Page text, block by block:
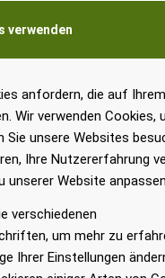
verwenden
anfordern, die auf
Wir verwenden Cookies,
Sie unsere Websites
Ihre Nutzererfahrung
unserer Website
verschiedenen
um mehr zu
Ihrer Einstellungen
vor Ort auf der
sind wir stolz
dürfen. Mit dabei
für Sie
Diese sind mit ihrer
prädestiniert für den